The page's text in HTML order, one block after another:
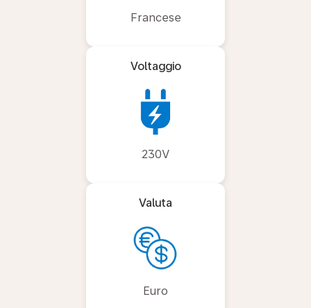
Francese
Voltaggio
230V
Valuta
Euro